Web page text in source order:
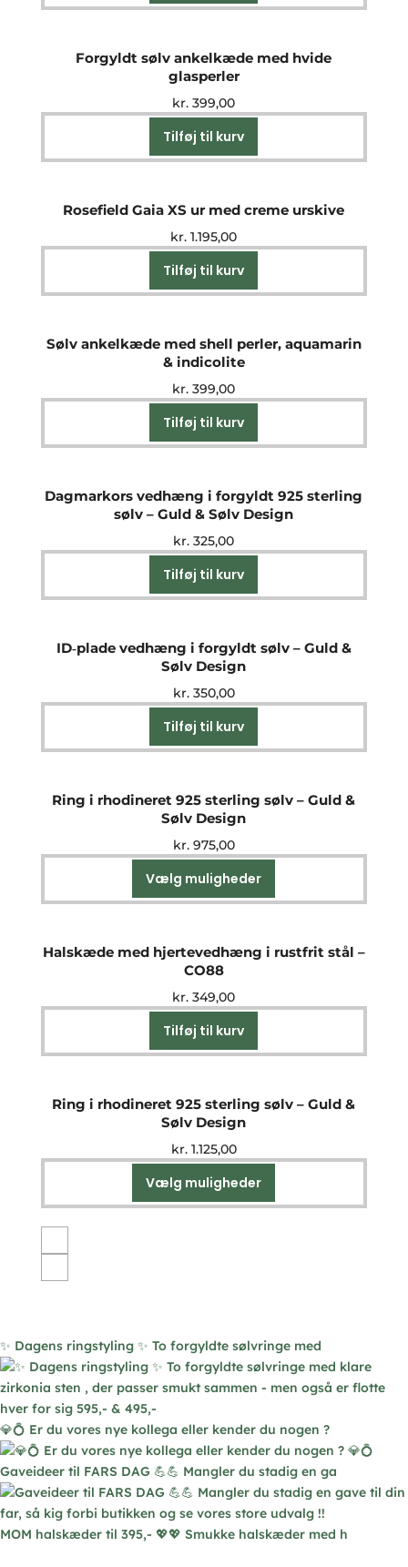
Forgyldt sølv ankelkæde med hvide
glasperler
kr. 399,00
Tilføj til kurv
Rosefield Gaia XS ur med creme urskive
kr. 1.195,00
Tilføj til kurv
Sølv ankelkæde med shell perler, aquamarin
& indicolite
kr. 399,00
Tilføj til kurv
Dagmarkors vedhæng i forgyldt 925 sterling
sølv – Guld & Sølv Design
kr. 325,00
Tilføj til kurv
ID‑plade vedhæng i forgyldt sølv – Guld &
Sølv Design
kr.350,00
Tilføj til kurv
Ring i rhodineret 925 sterling sølv – Guld &
Sølv Design
kr.975,00
Vælg muligheder
vare
varianter.
kan
Halskæde med hjertevedhæng i rustfrit stål –
CO88
kr. 349,00
Tilføj til kurv
Ring i rhodineret 925 sterling sølv – Guld &
Sølv Design
kr.1.125,00
Vælg muligheder
vare
på
varesiden
✨ Dagens ringstyling ✨ To forgyldte sølvringe med
💎💍 Er du vores nye kollega eller kender du nogen ?
Gaveideer til FARS DAG 💪💪 Mangler du stadig en ga
MOM halskæder til 395,- 💖💖 Smukke halskæder med h